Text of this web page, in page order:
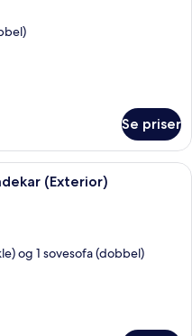
Se priser
– superior,
(Exterior)
og 1 sovesofa (dobbel)